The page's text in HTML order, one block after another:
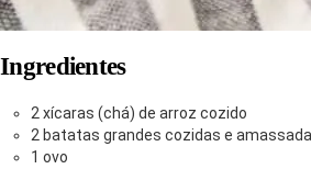
Ingredientes
2 xícaras (chá) de arroz cozido
2 batatas grandes cozidas e
1 ovo